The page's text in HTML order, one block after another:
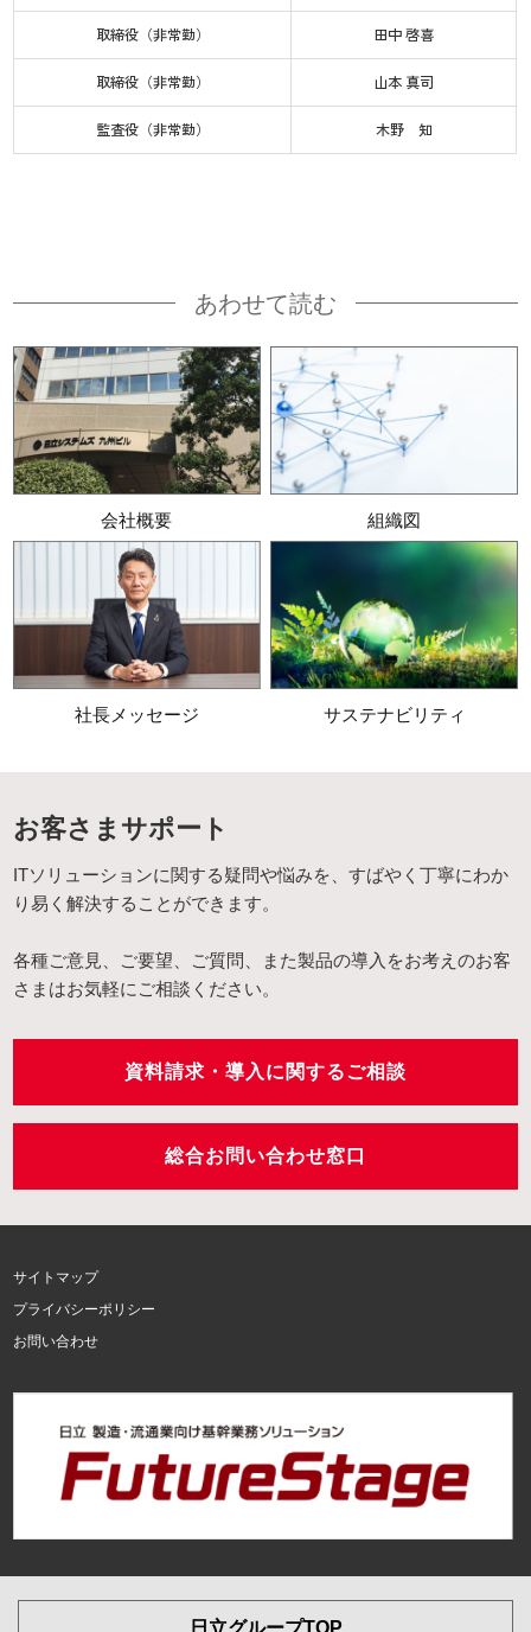
取締役（非常勤） 田中 啓喜
取締役（非常勤） 山本 真司
監査役（非常勤） 木野 知
あわせて読む
会社概要 組織図
社長メッセージ サステナビリティ
お客さまサポート
ITソリューションに関する疑問や悩みを、すばやく丁寧にわか
り易く解決することができます。
各種ご意見、ご要望、ご質問、また製品の導入をお考えのお客
さまはお気軽にご相談ください。
資料請求・導入に関するご相談
総合お問い合わせ窓口
サイトマップ
プライバシーポリシー
お問い合わせ
日立グループTOP